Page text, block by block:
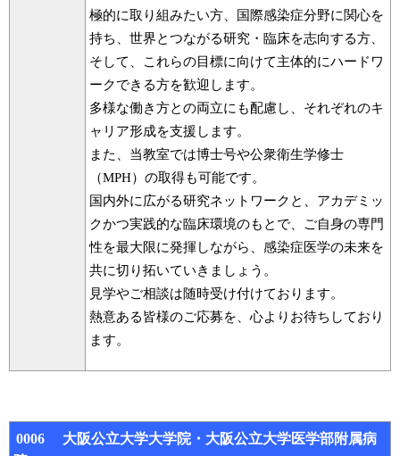
極的に取り組みたい方、国際感染症分野に関心を
持ち、世界とつながる研究・臨床を志向する方、
そして、これらの目標に向けて主体的にハードワ
ークできる方を歓迎します。
多様な働き方との両立にも配慮し、それぞれのキ
ャリア形成を支援します。
また、当教室では博士号や公衆衛生学修士
（MPH）の取得も可能です。
国内外に広がる研究ネットワークと、アカデミッ
クかつ実践的な臨床環境のもとで、ご自身の専門
性を最大限に発揮しながら、感染症医学の未来を
共に切り拓いていきましょう。
見学やご相談は随時受け付けております。
熱意ある皆様のご応募を、心よりお待ちしており
ます。
0006 大阪公立大学大学院・大阪公立大学医学部附属病